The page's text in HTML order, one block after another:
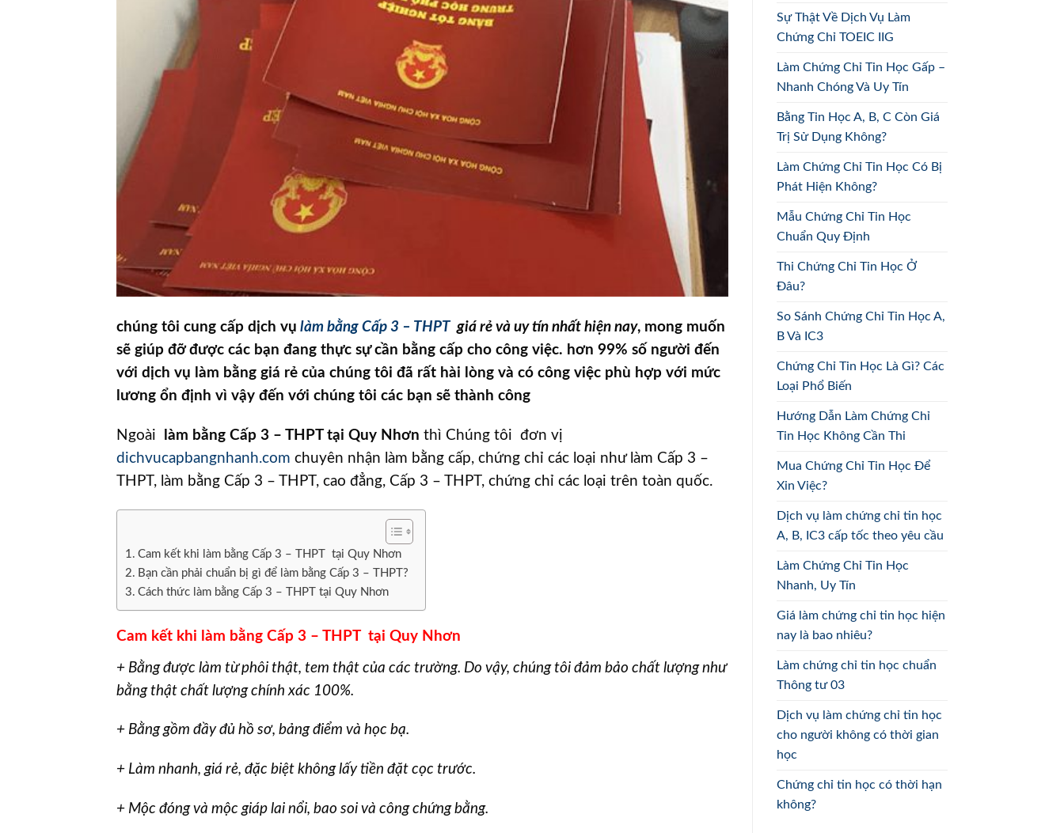
chúng tôi cung cấp dịch vụ làm bằng Cấp 3 – THPT giá rẻ và uy tín nhất hiện nay, mong muốn
sẽ giúp đỡ được các bạn đang thực sự cần bằng cấp cho công việc. hơn 99% số người đến
với dịch vụ làm bằng giá rẻ của chúng tôi đã rất hài lòng và có công việc phù hợp với mức
lương ổn định vì vậy đến với chúng tôi các bạn sẽ thành công
Ngoài làm bằng Cấp 3 – THPT tại Quy Nhơn thì Chúng tôi đơn vị
dichvucapbangnhanh.com chuyên nhận làm bằng cấp, chứng chỉ các loại như làm Cấp 3 –
THPT, làm bằng Cấp 3 – THPT, cao đẳng, Cấp 3 – THPT, chứng chỉ các loại trên toàn quốc.
Cam kết khi làm bằng Cấp 3 – THPT tại Quy Nhơn
Bạn cần phải chuẩn bị gì để làm bằng Cấp 3 – THPT?
Cách thức làm bằng Cấp 3 – THPT tại Quy Nhơn
Cam kết khi làm bằng Cấp 3 – THPT tại Quy Nhơn
+ Bằng được làm từ phôi thật, tem thật của các trường. Do vậy, chúng tôi đảm bảo chất lượng như
bằng thật chất lượng chính xác 100%.
+ Bằng gồm đầy đủ hồ sơ, bảng điểm và học bạ.
+ Làm nhanh, giá rẻ, đặc biệt không lấy tiền đặt cọc trước.
+ Mộc đóng và mộc giáp lai nổi, bao soi và công chứng bằng.
Sự Thật Về Dịch Vụ Làm
Chứng Chỉ TOEIC IIG
Làm Chứng Chỉ Tin Học Gấp –
Nhanh Chóng Và Uy Tín
Bằng Tin Học A, B, C Còn Giá
Trị Sử Dụng Không?
Làm Chứng Chỉ Tin Học Có Bị
Phát Hiện Không?
Mẫu Chứng Chỉ Tin Học
Chuẩn Quy Định
Thi Chứng Chỉ Tin Học Ở
Đâu?
So Sánh Chứng Chỉ Tin Học A,
B Và IC3
Chứng Chỉ Tin Học Là Gì? Các
Loại Phổ Biến
Hướng Dẫn Làm Chứng Chỉ
Tin Học Không Cần Thi
Mua Chứng Chỉ Tin Học Để
Xin Việc?
Dịch vụ làm chứng chỉ tin học
A, B, IC3 cấp tốc theo yêu cầu
Làm Chứng Chỉ Tin Học
Nhanh, Uy Tín
Giá làm chứng chỉ tin học hiện
nay là bao nhiêu?
Làm chứng chỉ tin học chuẩn
Thông tư 03
Dịch vụ làm chứng chỉ tin học
cho người không có thời gian
học
Chứng chỉ tin học có thời hạn
không?